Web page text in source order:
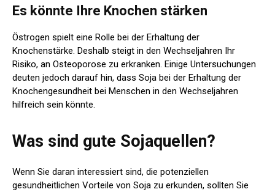
Es könnte Ihre Knochen stärken
Östrogen spielt eine Rolle bei der Erhaltung der
Knochenstärke. Deshalb steigt in den Wechseljahren Ihr
Risiko, an Osteoporose zu erkranken. Einige Untersuchungen
deuten jedoch darauf hin, dass Soja bei der Erhaltung der
Knochengesundheit bei Menschen in den Wechseljahren
hilfreich sein könnte.
Was sind gute Sojaquellen?
Wenn Sie daran interessiert sind, die potenziellen
gesundheitlichen Vorteile von Soja zu erkunden, sollten Sie